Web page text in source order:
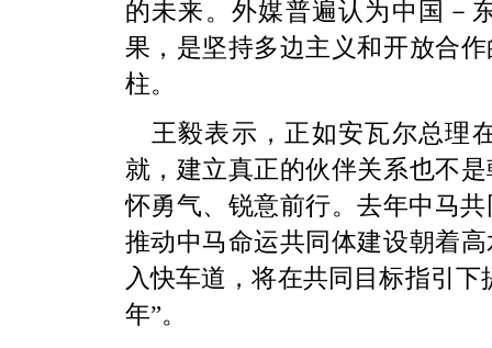
的未来。外媒普遍认为中国－
果，是坚持多边主义和开放合
柱。
王毅表示，正如安瓦尔总理
就，建立真正的伙伴关系也不
怀勇气、锐意前行。去年中马
推动中马命运共同体建设朝着
入快车道，将在共同目标指引
年”。